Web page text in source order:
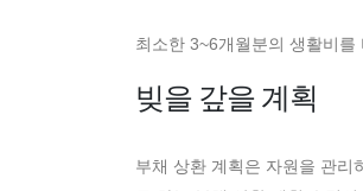
최소한 3~6개월분의 생활비를
빚을 갚을 계획
부채 상환 계획은 자원을 관리